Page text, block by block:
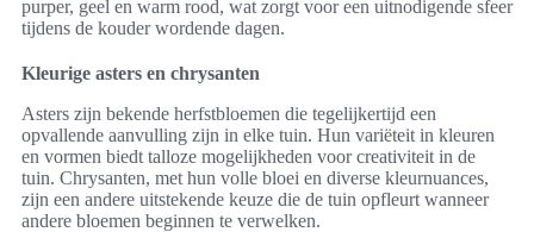
purper, geel en warm rood, wat zorgt voor een uitnodigende sfeer
tijdens de kouder wordende dagen.
Kleurige asters en chrysanten
Asters zijn bekende herfstbloemen die tegelijkertijd een
opvallende aanvulling zijn in elke tuin. Hun variëteit in kleuren
en vormen biedt talloze mogelijkheden voor creativiteit in de
tuin. Chrysanten, met hun volle bloei en diverse kleurnuances,
zijn een andere uitstekende keuze die de tuin opfleurt wanneer
andere bloemen beginnen te verwelken.